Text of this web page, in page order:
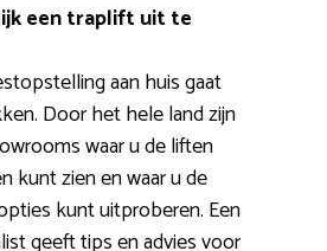
een traplift uit te
aan huis gaat
Door het hele land zijn
waar u de liften
kunt zien en waar u de
kunt uitproberen. Een
geeft tips en advies voor